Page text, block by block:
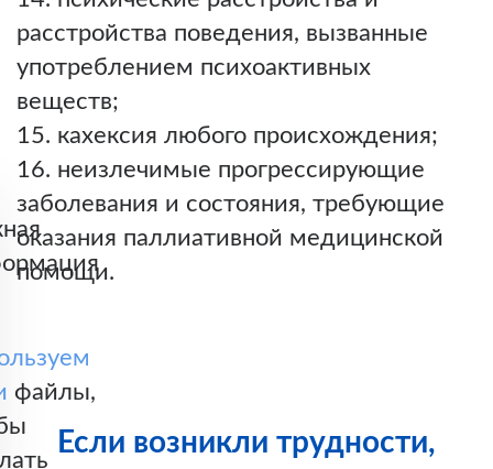
расстройства поведения, вызванные
употреблением психоактивных
веществ;
кахексия любого происхождения;
неизлечимые прогрессирующие
заболевания и состояния, требующие
оказания паллиативной медицинской
помощи.
Если возникли трудности,
файлы,